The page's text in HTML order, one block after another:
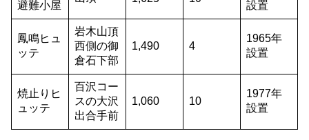
避難小屋
設置
鳳鳴ヒュ
ッテ
岩木山頂
西側の御
倉石下部
1,490 4
1965年
設置
焼止りヒ
ュッテ
百沢コー
スの大沢
出合手前
1,060 10
1977年
設置